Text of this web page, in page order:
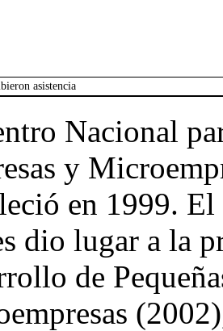
asistencia
Nacional
y
en 1999.
dio lugar a la
de